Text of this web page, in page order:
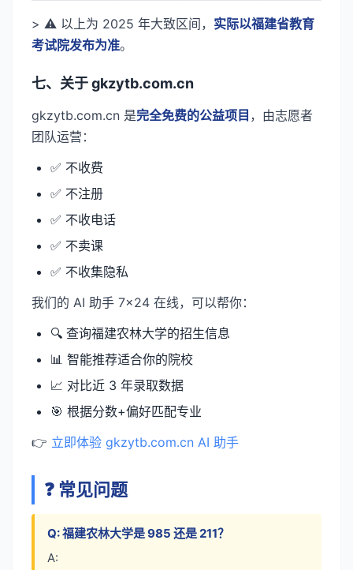
> ⚠️ 以上为 2025 年大致区间， 实际以福建省教育
考试院发布为准。
七、关于 gkzytb.com.cn
gkzytb.com.cn 是完全免费的公益项目 ，由志愿者
团队运营：
✅ 不收费
✅ 不注册
✅ 不收电话
✅ 不卖课
✅ 不收集隐私
我们的 AI 助手 7×24 在线，可以帮你：
🔍 查询福建农林大学的招生信息
📊 智能推荐适合你的院校
📈 对比近 3 年录取数据
🎯 根据分数+偏好匹配专业
👉 立即体验 gkzytb.com.cn AI 助手
❓ 常见问题
Q: 福建农林大学是 985 还是 211？
A: